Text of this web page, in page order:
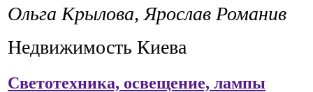
Ольга Крылова, Ярослав Романив
Недвижимость Киева
Светотехника, освещение, лампы